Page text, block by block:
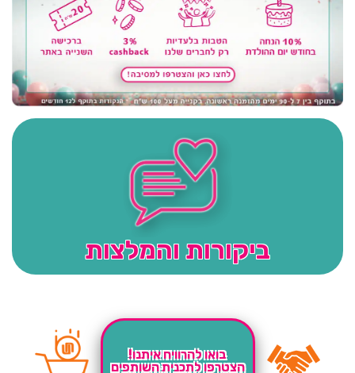
ביקורות והמלצות
בואו להרוויח איתנו!
הצטרפו לתכנית השותפים